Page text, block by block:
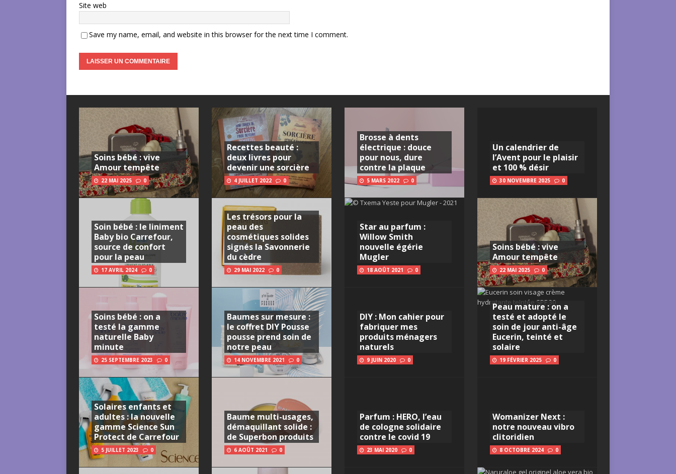
Site web
Save my name, email, and website in this browser for the next time I comment.
Soins bébé : vive
Amour tempête
22 MAI 2025 0
Soin bébé : le liniment
Baby bio Carrefour,
source de confort
pour la peau
17 AVRIL 2024 0
Soins bébé : on a
testé la gamme
naturelle Baby
minute
25 SEPTEMBRE 2023 0
Solaires enfants et
adultes : la nouvelle
gamme Science Sun
Protect de Carrefour
5 JUILLET 2023 0
Recettes beauté :
deux livres pour
devenir une sorcière
4 JUILLET 2022 0
Les trésors pour la
peau des
cosmétiques solides
signés la Savonnerie
du cèdre
29 MAI 2022 0
Baumes sur mesure :
le coffret DIY Pousse
pousse prend soin de
notre peau
14 NOVEMBRE 2021 0
Baume multi-usages,
démaquillant solide :
de Superbon produits
6 AOÛT 2021 0
Brosse à dents
électrique : douce
pour nous, dure
contre la plaque
5 MARS 2022 0
Star au parfum :
Willow Smith
nouvelle égérie
Mugler
18 AOÛT 2021 0
DIY : Mon cahier pour
fabriquer mes
produits ménagers
naturels
9 JUIN 2020 0
Parfum : HERO, l’eau
de cologne solidaire
contre le covid 19
23 MAI 2020 0
Un calendrier de
l’Avent pour le plaisir
et 100 % désir
30 NOVEMBRE 2025 0
Soins bébé : vive
Amour tempête
22 MAI 2025 0
Peau mature : on a
testé et adopté le
soin de jour anti-âge
Eucerin, teinté et
solaire
19 FÉVRIER 2025 0
Womanizer Next :
notre nouveau vibro
clitoridien
8 OCTOBRE 2024 0